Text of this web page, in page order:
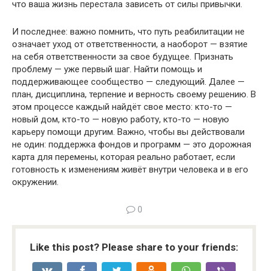
что ваша жизнь перестала зависеть от силы привычки.
И последнее: важно помнить, что путь реабилитации не
означает уход от ответственности, а наоборот — взятие
на себя ответственности за свое будущее. Признать
проблему — уже первый шаг. Найти помощь и
поддерживающее сообщество — следующий. Далее —
план, дисциплина, терпение и верность своему решению. В
этом процессе каждый найдёт свое место: кто-то —
новый дом, кто-то — новую работу, кто-то — новую
карьеру помощи другим. Важно, чтобы вы действовали
не один: поддержка фондов и программ — это дорожная
карта для перемены, которая реально работает, если
готовность к изменениям живёт внутри человека и в его
окружении.
0
Like this post? Please share to your friends: